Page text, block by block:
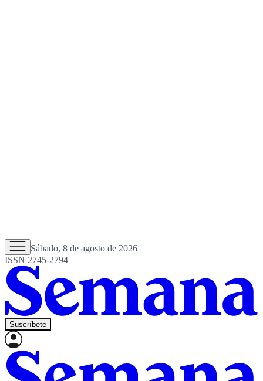
Sábado, 8 de agosto de 2026
ISSN 2745-2794
Suscríbete